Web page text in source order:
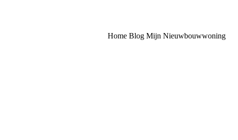
Home Blog Mijn Nieuwbouwwoning